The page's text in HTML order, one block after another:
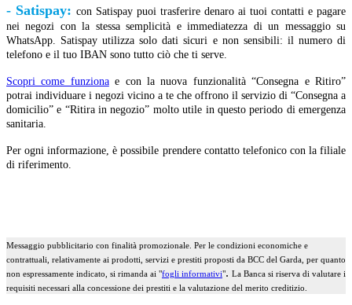
- Satispay: con Satispay puoi trasferire denaro ai tuoi contatti e pagare
nei negozi con la stessa semplicità e immediatezza di un messaggio su
WhatsApp. Satispay utilizza solo dati sicuri e non sensibili: il numero di
telefono e il tuo IBAN sono tutto ciò che ti serve.
Scopri come funzionae con la nuova funzionalità “Consegna e Ritiro”
potrai individuare i negozi vicino a te che offrono il servizio di “Consegna a
domicilio” e “Ritira in negozio” molto utile in questo periodo di emergenza
sanitaria.
Per ogni informazione, è possibile prendere contatto telefonico con la filiale
di riferimento.
Messaggio pubblicitario con finalità promozionale. Per le condizioni economiche e
contrattuali, relativamente ai prodotti, servizi e prestiti proposti da BCC del Garda, per quanto
non espressamente indicato, si rimanda ai "fogli informativi". La Banca si riserva di valutare i
requisiti necessari alla concessione dei prestiti e la valutazione del merito creditizio.